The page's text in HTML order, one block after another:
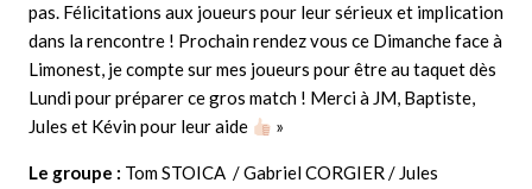
pas. Félicitations aux joueurs pour leur sérieux et implication
dans la rencontre ! Prochain rendez vous ce Dimanche face à
Limonest, je compte sur mes joueurs pour être au taquet dès
Lundi pour préparer ce gros match ! Merci à JM, Baptiste,
Jules et Kévin pour leur aide
»
Le groupe : Tom STOICA / Gabriel CORGIER / Jules